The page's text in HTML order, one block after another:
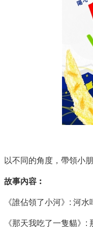
以不同的角度，帶領小
故事內容︰
《誰佔領了小河》: 河
《那天我吃了一隻貓